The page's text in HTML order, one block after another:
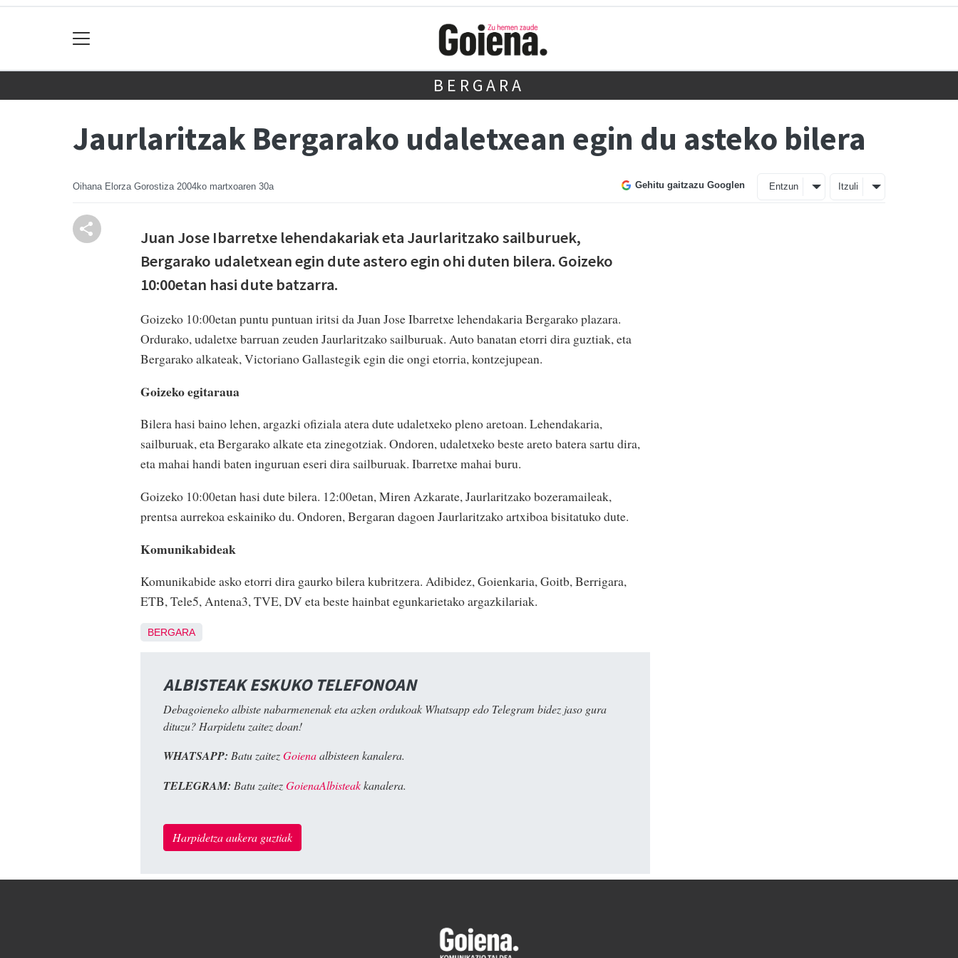
BERGARA
Jaurlaritzak Bergarako udaletxean egin du asteko bilera
Oihana Elorza Gorostiza 2004ko martxoaren 30a Gehitu gaitzazu Googlen Entzun Itzuli
Juan Jose Ibarretxe lehendakariak eta Jaurlaritzako sailburuek,
Bergarako udaletxean egin dute astero egin ohi duten bilera. Goizeko
10:00etan hasi dute batzarra.
Goizeko 10:00etan puntu puntuan iritsi da Juan Jose Ibarretxe lehendakaria Bergarako plazara.
Ordurako, udaletxe barruan zeuden Jaurlaritzako sailburuak. Auto banatan etorri dira guztiak, eta
Bergarako alkateak, Victoriano Gallastegik egin die ongi etorria, kontzejupean.
Goizeko egitaraua
Bilera hasi baino lehen, argazki ofiziala atera dute udaletxeko pleno aretoan. Lehendakaria,
sailburuak, eta Bergarako alkate eta zinegotziak. Ondoren, udaletxeko beste areto batera sartu dira,
eta mahai handi baten inguruan eseri dira sailburuak. Ibarretxe mahai buru.
Goizeko 10:00etan hasi dute bilera. 12:00etan, Miren Azkarate, Jaurlaritzako bozeramaileak,
prentsa aurrekoa eskainiko du. Ondoren, Bergaran dagoen Jaurlaritzako artxiboa bisitatuko dute.
Komunikabideak
Komunikabide asko etorri dira gaurko bilera kubritzera. Adibidez, Goienkaria, Goitb, Berrigara,
ETB, Tele5, Antena3, TVE, DV eta beste hainbat egunkarietako argazkilariak.
BERGARA
ALBISTEAK ESKUKO TELEFONOAN
Debagoieneko albiste nabarmenenak eta azken ordukoak Whatsapp edo Telegram bidez jaso gura
dituzu? Harpidetu zaitez doan!
WHATSAPP: Batu zaitezGoienaalbisteen kanalera.
TELEGRAM: Batu zaitezGoienaAlbisteakkanalera.
Harpidetza aukera guztiak